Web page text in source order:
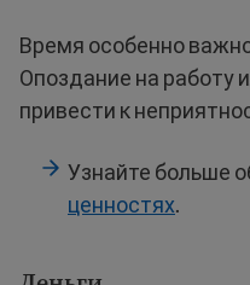
Время особенно
Опоздание на работу
привести к
Узнайте больше
ценностях.